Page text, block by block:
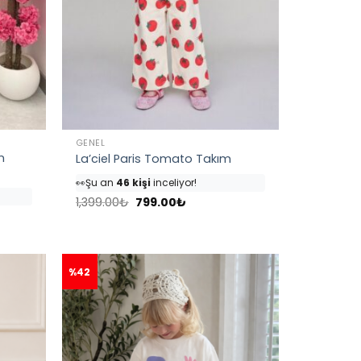
GENEL
La’ciel Paris Tomato Takım
👀Şu an 46 kişi inceliyor!
⭐️Bu ürünü82 kişifavoriledi!
🛒53 kişisepetine ekledi!
1,399.00₺ Orijinal
799.00₺
%42